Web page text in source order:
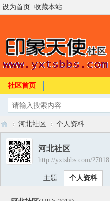
设为首页 收藏本站
社区首页
›
河北社区 个人资料
河北社区
http://yxtsbbs.com/?7018
主题 个人资料